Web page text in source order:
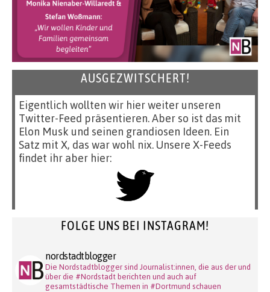
AUSGEZWITSCHERT!
Eigentlich wollten wir hier weiter unseren
Twitter-Feed präsentieren. Aber so ist das mit
Elon Musk und seinen grandiosen Ideen. Ein
Satz mit X, das war wohl nix. Unsere X-Feeds
findet ihr aber hier:
FOLGE UNS BEI INSTAGRAM!
nordstadtblogger
Die Nordstadtblogger sind Journalist:innen, die aus der und
über die #Nordstadt berichten und auch auf
gesamtstädtische Themen in #Dortmund schauen